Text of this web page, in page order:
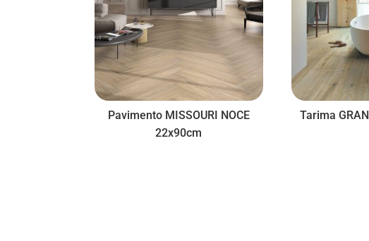
Pavimento MISSOURI NOCE
22x90cm
Tarima